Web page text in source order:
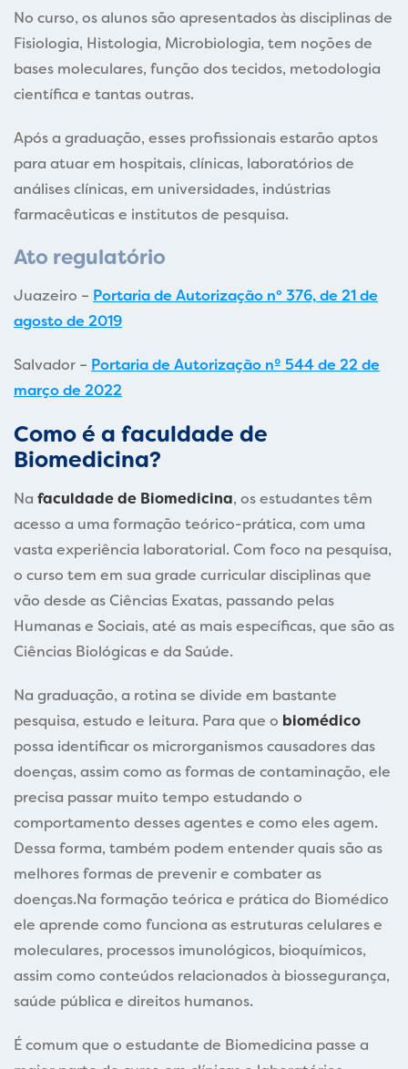
No curso, os alunos são apresentados às disciplinas de
Fisiologia, Histologia, Microbiologia, tem noções de
bases moleculares, função dos tecidos, metodologia
científica e tantas outras.
Após a graduação, esses profissionais estarão aptos
para atuar em hospitais, clínicas, laboratórios de
análises clínicas, em universidades, indústrias
farmacêuticas e institutos de pesquisa.
Ato regulatório
Juazeiro – Portaria de Autorização n° 376, de 21 de
agosto de 2019
Salvador – Portaria de Autorização nº 544 de 22 de
março de 2022
Como é a faculdade de
Biomedicina?
Na faculdade de Biomedicina, os estudantes têm
acesso a uma formação teórico-prática, com uma
vasta experiência laboratorial. Com foco na pesquisa,
o curso tem em sua grade curricular disciplinas que
vão desde as Ciências Exatas, passando pelas
Humanas e Sociais, até as mais específicas, que são as
Ciências Biológicas e da Saúde.
Na graduação, a rotina se divide em bastante
pesquisa, estudo e leitura. Para que o biomédico
possa identificar os microrganismos causadores das
doenças, assim como as formas de contaminação, ele
precisa passar muito tempo estudando o
comportamento desses agentes e como eles agem.
Dessa forma, também podem entender quais são as
melhores formas de prevenir e combater as
doenças.Na formação teórica e prática do Biomédico
ele aprende como funciona as estruturas celulares e
moleculares, processos imunológicos, bioquímicos,
assim como conteúdos relacionados à biossegurança,
saúde pública e direitos humanos.
É comum que o estudante de Biomedicina passe a